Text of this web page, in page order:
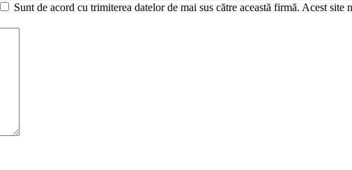
Sunt de acord cu trimiterea datelor de mai sus către această firmă. Acest